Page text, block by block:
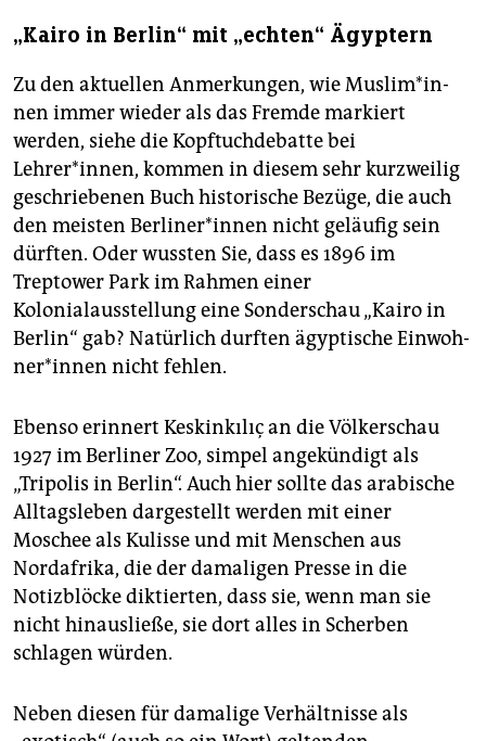
„Kairo in Berlin“ mit „echten“ Ägyptern
Zu den aktuellen Anmerkungen, wie Mus­li­m*in­
nen immer wieder als das Fremde markiert
werden, siehe die Kopftuchdebatte bei
Lehrer*innen, kommen in diesem sehr kurzweilig
geschriebenen Buch historische Bezüge, die auch
den meisten Ber­li­ne­r*in­nen nicht geläufig sein
dürften. Oder wussten Sie, dass es 1896 im
Treptower Park im Rahmen einer
Kolonialausstellung eine Sonderschau „Kairo in
Berlin“ gab? Natürlich durften ägyptische Ein­woh­
ne­r*in­nen nicht fehlen.
Ebenso erinnert Keskinkılıç an die Völkerschau
1927 im Berliner Zoo, simpel angekündigt als
„Tripolis in Berlin“. Auch hier sollte das arabische
Alltagsleben dargestellt werden mit einer
Moschee als Kulisse und mit Menschen aus
Nordafrika, die der damaligen Presse in die
Notizblöcke diktierten, dass sie, wenn man sie
nicht hinausließe, sie dort alles in Scherben
schlagen würden.
Neben diesen für damalige Verhältnisse als